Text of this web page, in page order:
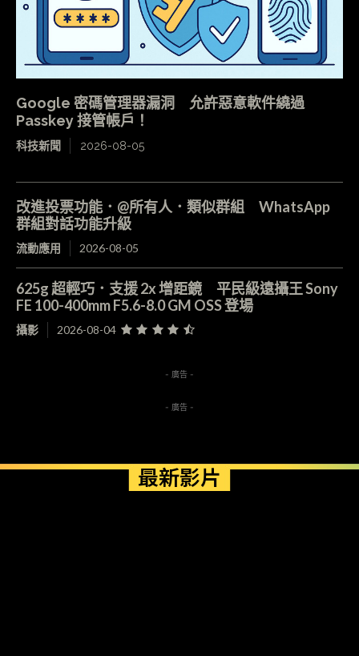
Google 密碼管理器漏洞 允許惡意軟件繞過
Passkey 接管帳戶！
科技新聞 2026-08-05
改進投票功能．@所有人．類似群組 WhatsApp
群組對話功能升級
流動應用 2026-08-05
625g 超輕巧．支援 2x 增距鏡 平民級遠攝王 Sony
FE 100-400mm F5.6-8.0 GM OSS 登場
攝影 2026-08-04
- 廣告 -
- 廣告 -
最新影片